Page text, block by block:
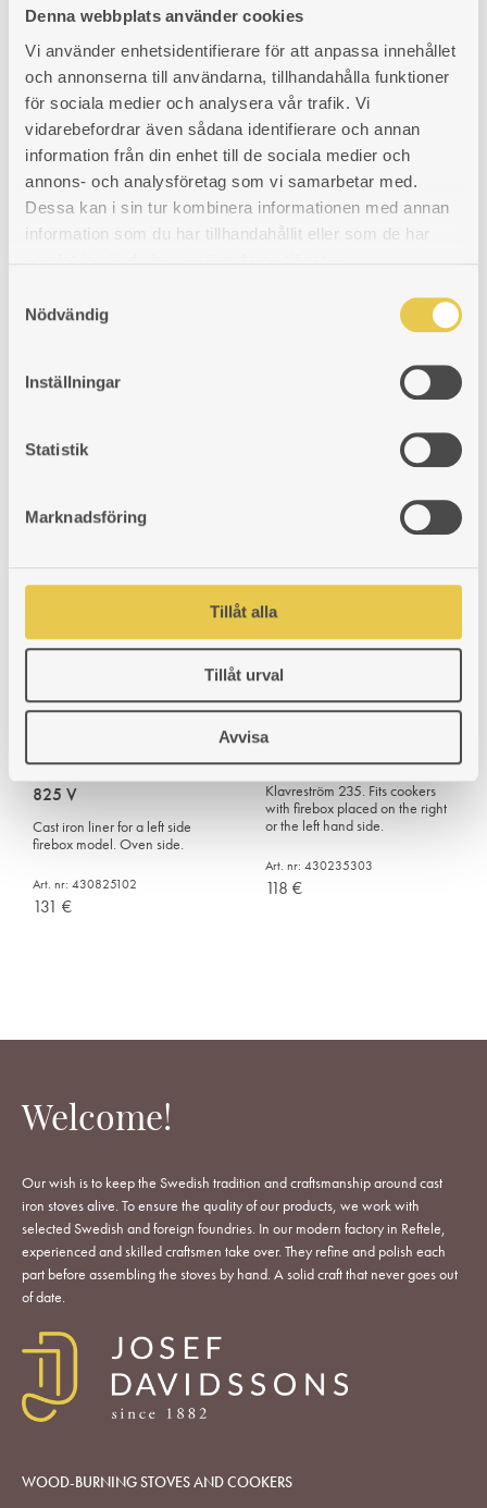
Denna webbplats använder cookies
Vi använder enhetsidentifierare för att anpassa innehållet
och annonserna till användarna, tillhandahålla funktioner
för sociala medier och analysera vår trafik. Vi
vidarebefordrar även sådana identifierare och annan
information från din enhet till de sociala medier och
annons- och analysföretag som vi samarbetar med.
Dessa kan i sin tur kombinera informationen med annan
information som du har tillhandahållit eller som de har
Nödvändig
Inställningar
Statistik
Marknadsföring
Tillåt alla
Tillåt urval
Avvisa
In-wall connector |
Klavreström 326
For right as well as left hand
firebox model. Cast iron. Inner
measures 183x83 mm, outer
193x90 mm. Height 100 mm.
The rectangle is about 240x140
mm.
Art. nr: 430326308
130€
In-wall connector |
Klavreström 827
130€
cooker with firebox on the left
Firebox liner | Klavreström
825 V
Cast iron liner for a left side
firebox model. Oven side.
Art. nr: 430825102
131 €
Grate | Klavreström 235
Klavreström 235. Fits cookers
with firebox placed on the right
or the left hand side.
Art. nr: 430235303
118 €
Welcome!
Our wish is to keep the Swedish tradition and craftsmanship around cast
iron stoves alive. To ensure the quality of our products, we work with
selected Swedish and foreign foundries. In our modern factory in Reftele,
experienced and skilled craftsmen take over. They refine and polish each
part before assembling the stoves by hand. A solid craft that never goes out
of date.
WOOD-BURNING STOVES AND COOKERS